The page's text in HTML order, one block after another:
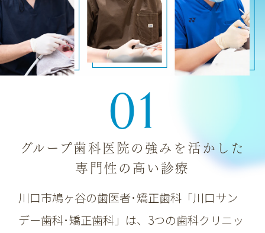
01
グループ歯科医院の強みを活かした
専門性の高い診療
川口市鳩ヶ谷の歯医者･矯正歯科「川口サン
デー歯科･矯正歯科」は、3つの歯科クリニッ